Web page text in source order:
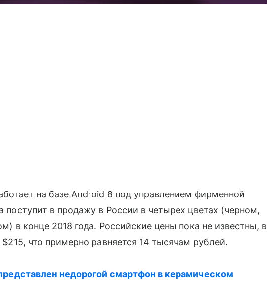
на базе Android 8 под управлением фирменной
поступит в продажу в России в четырех цветах (черном,
в конце 2018 года. Российские цены пока не известны, в
$215, что примерно равняется 14 тысячам рублей.
недорогой смартфон в керамическом